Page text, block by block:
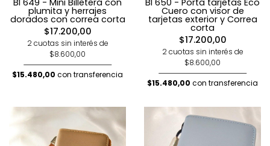
BI 649 - Mini Billetera con
plumita y herrajes
dorados con correa corta
$17.200,00
2 cuotas sin interés de
$8.600,00
$15.480,00 con transferencia
BI 650 - Porta tarjetas Eco
Cuero con visor de
tarjetas exterior y Correa
corta
$17.200,00
2 cuotas sin interés de
$8.600,00
$15.480,00 con transferencia